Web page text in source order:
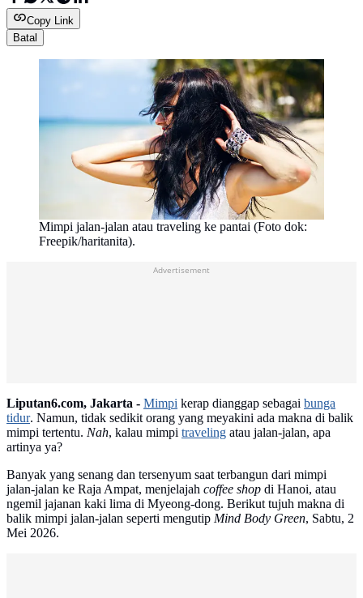
Copy Link
Batal
Mimpi jalan-jalan atau traveling ke pantai (Foto dok:
Freepik/haritanita).
Advertisement
Liputan6.com, Jakarta - Mimpi kerap dianggap sebagai bunga
tidur. Namun, tidak sedikit orang yang meyakini ada makna di balik
mimpi tertentu. Nah, kalau mimpi traveling atau jalan-jalan, apa
artinya ya?
Banyak yang senang dan tersenyum saat terbangun dari mimpi
jalan-jalan ke Raja Ampat, menjelajah coffee shop di Hanoi, atau
ngemil jajanan kaki lima di Myeong-dong. Berikut tujuh makna di
balik mimpi jalan-jalan seperti mengutip Mind Body Green, Sabtu, 2
Mei 2026.